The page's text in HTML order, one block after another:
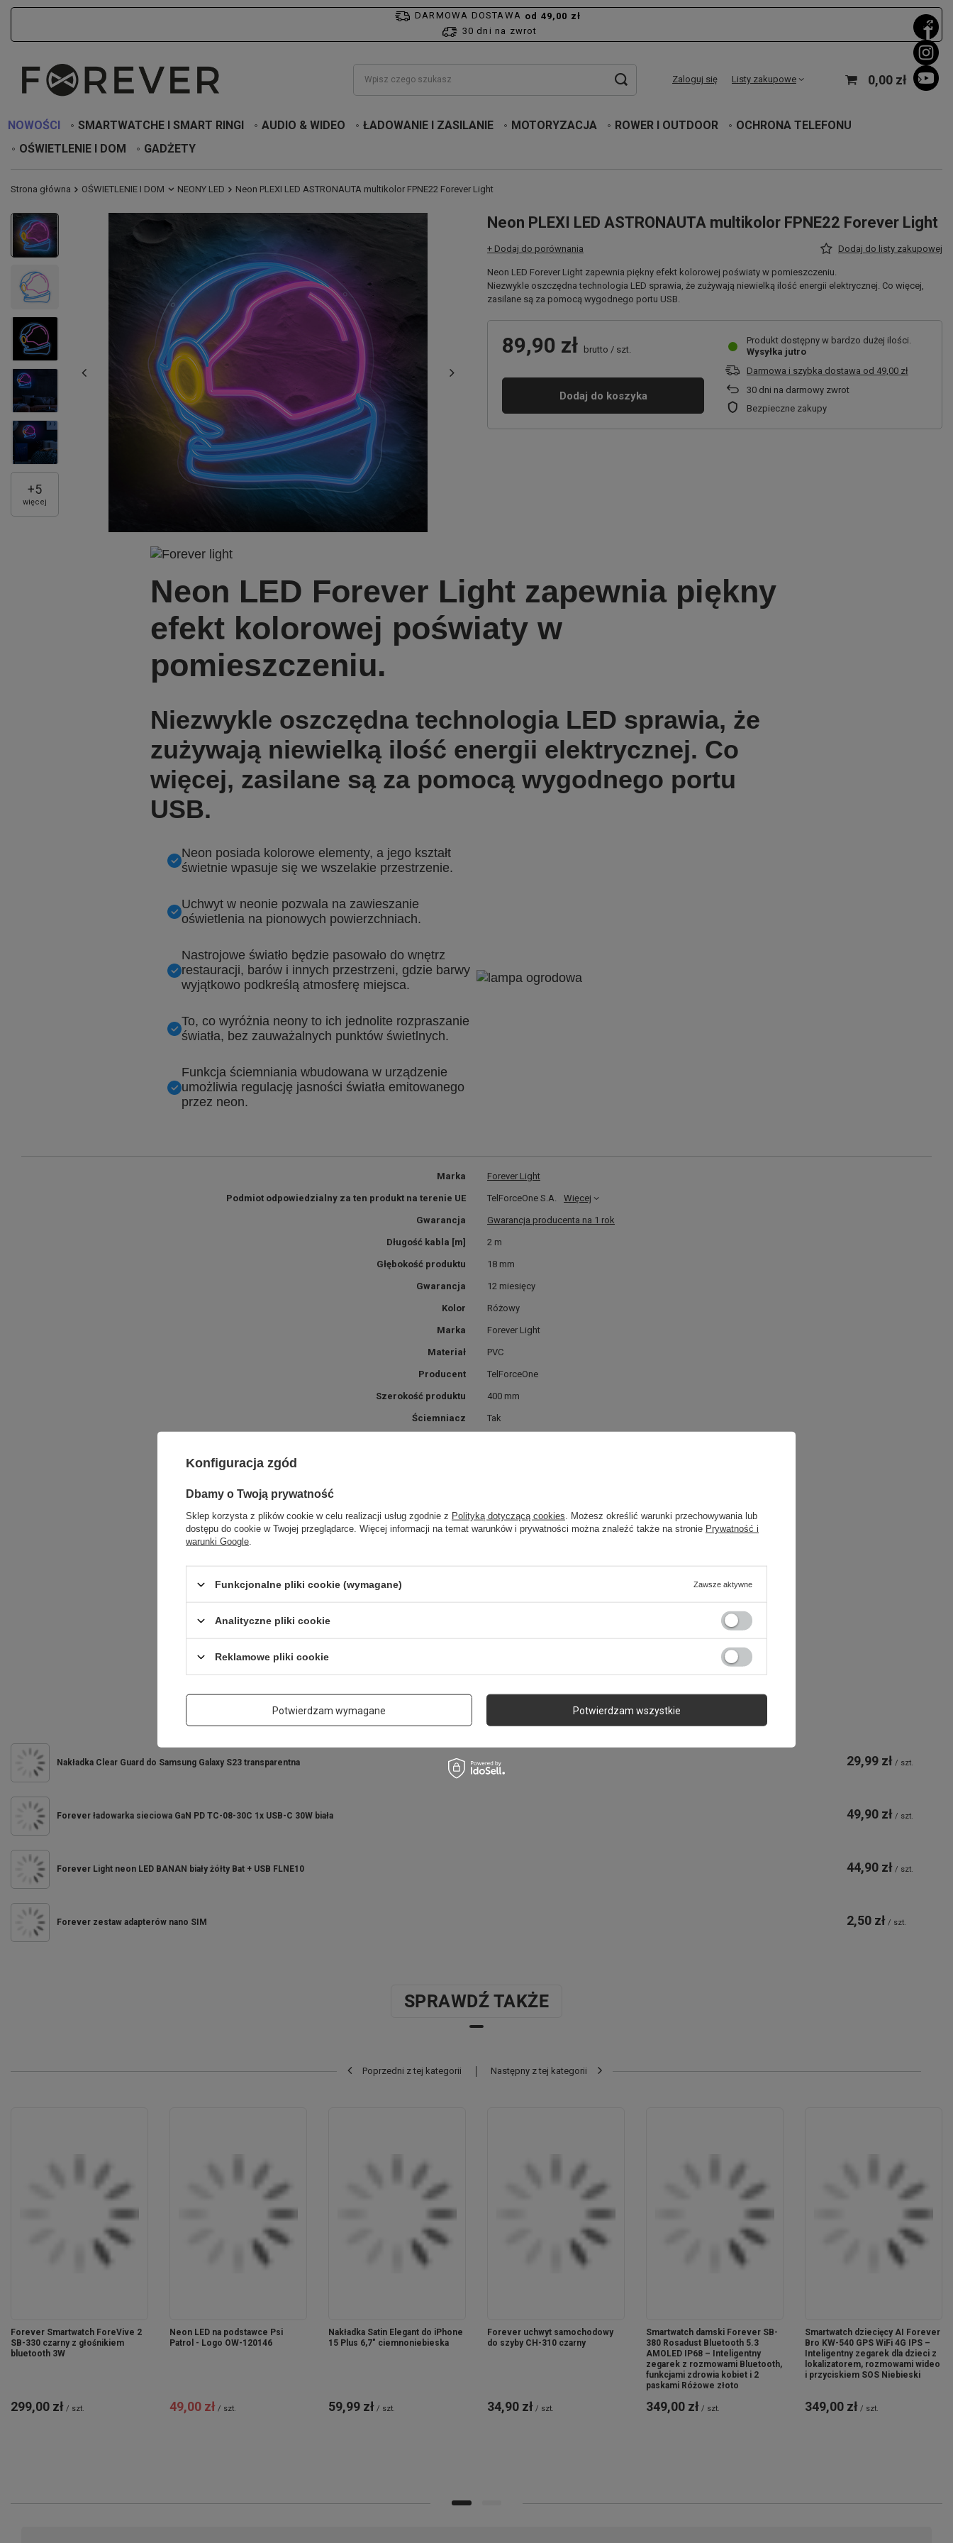
DARMOWA DOSTAWA od 49,00 zł
30 dni na zwrot
Zaloguj się Listy zakupowe 0,00 zł
NOWOŚCI SMARTWATCHE I SMART RINGI AUDIO & WIDEO ŁADOWANIE I ZASILANIE MOTORYZACJA ROWER I OUTDOOR
OCHRONA TELEFONU
OŚWIETLENIE I DOM
GADŻETY
Strona główna OŚWIETLENIE I DOM NEONY LED Neon PLEXI LED ASTRONAUTA multikolor FPNE22 Forever Light
+5
więcej
Neon PLEXI LED ASTRONAUTA multikolor FPNE22 Forever Light
+ Dodaj do porównania Dodaj do listy zakupowej
Neon LED Forever Light zapewnia piękny efekt kolorowej poświaty w pomieszczeniu.
Niezwykle oszczędna technologia LED sprawia, że zużywają niewielką ilość energii elektrycznej. Co więcej,
zasilane są za pomocą wygodnego portu USB.
89,90 zł brutto / szt.
Dodaj do koszyka
Produkt dostępny w bardzo dużej ilości
Wysyłka jutro
Darmowa i szybka dostawa od 49,00 zł
30 dni na darmowy zwrot
Bezpieczne zakupy
Neon LED Forever Light zapewnia piękny
efekt kolorowej poświaty w
pomieszczeniu.
Niezwykle oszczędna technologia LED sprawia, że
zużywają niewielką ilość energii elektrycznej. Co
więcej, zasilane są za pomocą wygodnego portu
USB.
Neon posiada kolorowe elementy, a jego kształt
świetnie wpasuje się we wszelakie przestrzenie.
Uchwyt w neonie pozwala na zawieszanie
oświetlenia na pionowych powierzchniach.
Nastrojowe światło będzie pasowało do wnętrz
restauracji, barów i innych przestrzeni, gdzie barwy
wyjątkowo podkreślą atmosferę miejsca.
To, co wyróżnia neony to ich jednolite rozpraszanie
światła, bez zauważalnych punktów świetlnych.
Funkcja ściemniania wbudowana w urządzenie
umożliwia regulację jasności światła emitowanego
przez neon.
Marka Forever Light
Podmiot odpowiedzialny za ten produkt na terenie UE TelForceOne S.A. Więcej
Gwarancja Gwarancja producenta na 1 rok
Długość kabla [m] 2 m
Głębokość produktu 18 mm
Gwarancja 12 miesięcy
Kolor Różowy
Marka Forever Light
Materiał PVC
Producent TelForceOne
Szerokość produktu 400 mm
Ściemniacz Tak
Wymiar głębokości opakowania 25 mm
Nakładka Clear Guard do Samsung Galaxy S23 transparentna 29,99 zł / szt.
Forever ładowarka sieciowa GaN PD TC-08-30C 1x USB-C 30W biała 49,90 zł / szt.
Forever Light neon LED BANAN biały żółty Bat + USB FLNE10 44,90 zł / szt.
Forever zestaw adapterów nano SIM 2,50 zł / szt.
SPRAWDŹ TAKŻE
Poprzedni z tej kategorii
Forever Smartwatch ForeVive 2
SB-330 czarny z głośnikiem
bluetooth 3W
299,00 zł / szt.
Neon LED na podstawce Psi
Patrol - Logo OW-120146
49,00 zł / szt.
Nakładka Satin Elegant do iPhone
15 Plus 6,7" ciemnoniebieska
59,99 zł / szt.
Forever uchwyt samochodowy
do szyby CH-310 czarny
34,90 zł / szt.
Smartwatch damski Forever SB-
380 Rosadust Bluetooth 5.3
AMOLED IP68 – Inteligentny
zegarek z rozmowami Bluetooth,
funkcjami zdrowia kobiet i 2
paskami Różowe złoto
349,00 zł / szt.
Smartwatch dziecięcy AI Forever
Bro KW-540 GPS WiFi 4G IPS –
Inteligentny zegarek dla dzieci z
lokalizatorem, rozmowami wideo
i przyciskiem SOS Niebieski
349,00 zł / szt.
Następny z tej kategorii
Konfiguracja zgód
Dbamy o Twoją prywatność
Sklep korzysta z plików cookie w celu realizacji usług zgodnie z Polityką dotyczącą cookies . Możesz określić warunki przechowywania lub
dostępu do cookie w Twojej przeglądarce. Więcej informacji na temat warunków i prywatności można znaleźć także na stronie Prywatność i
warunki Google
Funkcjonalne pliki cookie (wymagane) Zawsze aktywne
Analityczne pliki cookie
Reklamowe pliki cookie
Potwierdzam wymagane Potwierdzam wszystkie